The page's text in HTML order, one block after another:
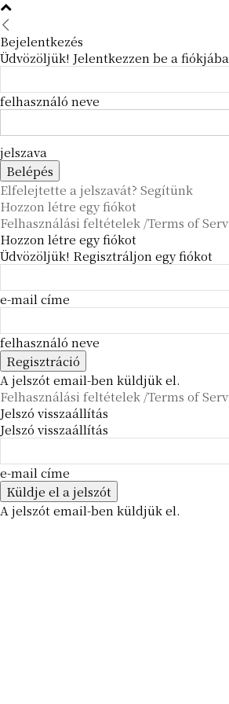
Bejelentkezés
Üdvözöljük! Jelentkezzen be a fiókjába
felhasználó neve
jelszava
Elfelejtette a jelszavát? Segítünk
Hozzon létre egy fiókot
Felhasználási feltételek /Terms of
Hozzon létre egy fiókot
Üdvözöljük! Regisztráljon egy fiókot
e-mail címe
felhasználó neve
A jelszót email-ben küldjük el.
Felhasználási feltételek /Terms of
Jelszó visszaállítás
Jelszó visszaállítás
e-mail címe
A jelszót email-ben küldjük el.